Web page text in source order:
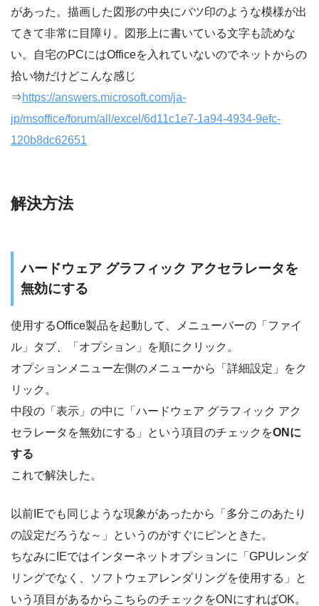
があった。描画した図形の中央にバツ印のような模様が出
てきて非常に目障り。図形上に書いている文字も読めな
い。自宅のPCにはOfficeを入れていないのでネットからの
拾い物だけどこんな感じ
⇒https://answers.microsoft.com/ja-
jp/msoffice/forum/all/excel/6d11c1e7-1a94-4934-9efc-
120b8dc62651
解決方法
ハードウェア グラフィック アクセラレータを
無効にする
使用するOffice製品を起動して、メニューバーの「ファイ
ル」タブ、「オプション」を順にクリック。
オプションメニュー左側のメニューから「詳細設定」をク
リック。
中段の「表示」の中に「ハードウェア グラフィック アク
セラレータを無効にする」という項目のチェックをONに
する
これで解決した。
以前IEでも同じような現象があったから「多分このあたり
の設定だろうな～」というのがすぐにピンときた。
ちなみにIEではインターネットオプションに「GPUレンダ
リングでなく、ソフトウェアレンダリングを使用する」と
いう項目があるからこちらのチェックをONにすればOK。